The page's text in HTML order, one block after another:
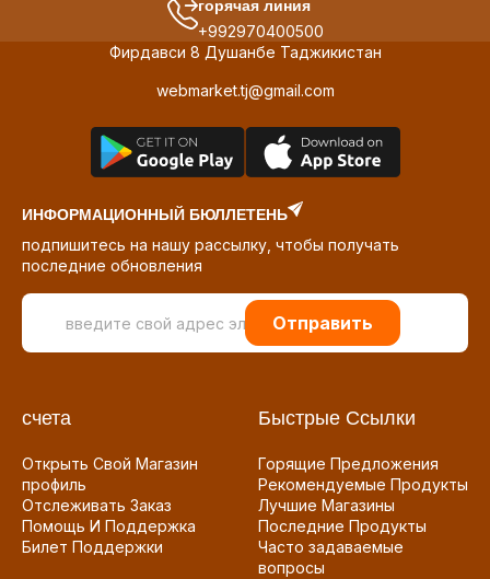
горячая линия
+992970400500
Фирдавси 8 Душанбе Таджикистан
webmarket.tj@gmail.com
ИНФОРМАЦИОННЫЙ БЮЛЛЕТЕНЬ
подпишитесь на нашу рассылку, чтобы получать
последние обновления
Отправить
счета
Открыть Свой Магазин
профиль
Отслеживать Заказ
Помощь И Поддержка
Билет Поддержки
Быстрые Ссылки
Горящие Предложения
Рекомендуемые Продукты
Лучшие Магазины
Последние Продукты
Часто задаваемые
вопросы